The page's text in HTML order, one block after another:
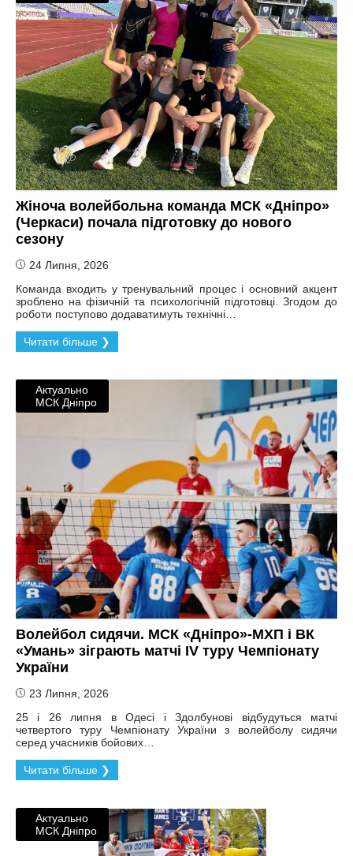
Жіноча волейбольна команда МСК «Дніпро»
(Черкаси) почала підготовку до нового
сезону
24 Липня, 2026
Команда входить у тренувальний процес і основний акцент
зроблено на фізичній та психологічній підготовці. Згодом до
роботи поступово додаватимуть технічні…
Читати більше ❯
Актуально
МСК Дніпро
Волейбол сидячи. МСК «Дніпро»-МХП і ВК
«Умань» зіграють матчі IV туру Чемпіонату
України
23 Липня, 2026
25 і 26 липня в Одесі і Здолбунові відбудуться матчі
четвертого туру Чемпіонату України з волейболу сидячи
серед учасників бойових…
Читати більше ❯
Актуально
МСК Дніпро